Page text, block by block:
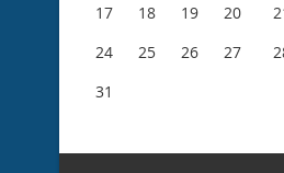
17
18 19 20
24
25 26 27
31